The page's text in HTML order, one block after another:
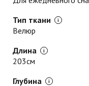
Тип ткани
Велюр
Длина
203см
Глубина